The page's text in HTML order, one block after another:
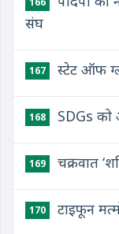
संघ
167 स्टेट ऑफ
168 SDGs को
169 चक्रवात
170 टाइफून